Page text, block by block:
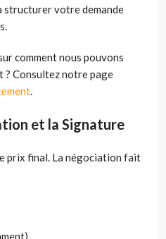
structurer votre demande
comment nous pouvons
? Consultez notre page
.
et la Signature
prix final. La négociation fait